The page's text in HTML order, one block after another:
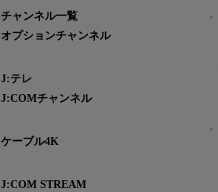
チャンネル一覧
オプションチャンネル
J:テレ
J:COMチャンネル
ケーブル4K
J:COM STREAM